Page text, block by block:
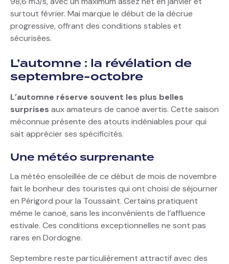
surtout février. Mai marque le début de la décrue
progressive, offrant des conditions stables et
sécurisées.
L’automne : la révélation de
septembre-octobre
L’automne réserve souvent les plus belles
surprises aux amateurs de canoë avertis. Cette saison
méconnue présente des atouts indéniables pour qui
sait apprécier ses spécificités.
Une météo surprenante
La météo ensoleillée de ce début de mois de novembre
fait le bonheur des touristes qui ont choisi de séjourner
en Périgord pour la Toussaint. Certains pratiquent
même le canoë, sans les inconvénients de l’affluence
estivale. Ces conditions exceptionnelles ne sont pas
rares en Dordogne.
Septembre reste particulièrement attractif avec des